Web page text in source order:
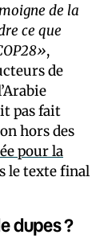
de la
ce que
,
de
pas fait
hors des
pour la
le texte final
dupes ?